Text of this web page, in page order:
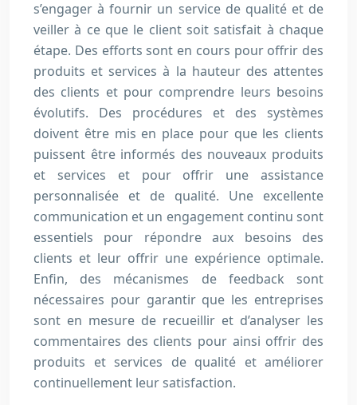
s’engager à fournir un service de qualité et de
veiller à ce que le client soit satisfait à chaque
étape. Des efforts sont en cours pour offrir des
produits et services à la hauteur des attentes
des clients et pour comprendre leurs besoins
évolutifs. Des procédures et des systèmes
doivent être mis en place pour que les clients
puissent être informés des nouveaux produits
et services et pour offrir une assistance
personnalisée et de qualité. Une excellente
communication et un engagement continu sont
essentiels pour répondre aux besoins des
clients et leur offrir une expérience optimale.
Enfin, des mécanismes de feedback sont
nécessaires pour garantir que les entreprises
sont en mesure de recueillir et d’analyser les
commentaires des clients pour ainsi offrir des
produits et services de qualité et améliorer
continuellement leur satisfaction.